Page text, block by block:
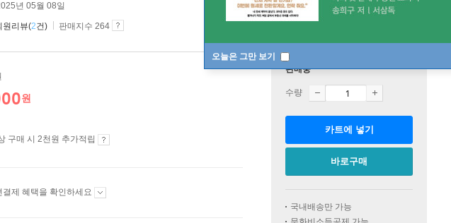
오늘은 그만 보기
년 05월 08일
원리뷰(2건) 판매지수 264
원
구매 시 2천원 추가적립
결제 혜택을 확인하세요
판매중
수량
카트에 넣기
바로구매
국내배송만 가능